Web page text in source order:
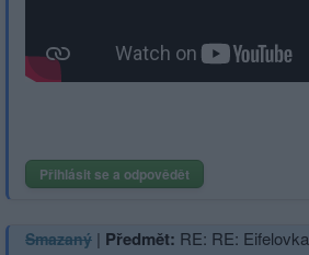
Přihlásit se a odpovědět
Smazaný | Předmět: RE: RE: Eifelovka